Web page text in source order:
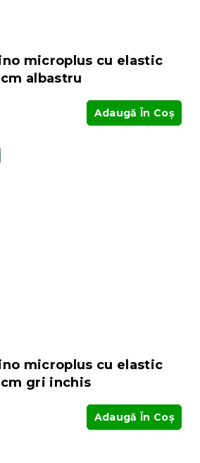
microplus cu elastic
albastru
Adaugă În Coş
microplus cu elastic
gri inchis
Adaugă În Coş